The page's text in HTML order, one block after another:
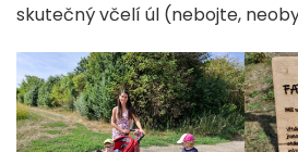
skutečný včelí úl (nebojte,